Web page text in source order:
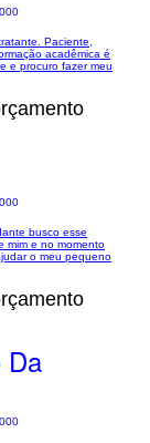
Paciente,
acadêmica é
e procuro fazer meu
busco esse
mim e no momento
o meu pequeno
Da